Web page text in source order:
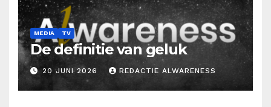
MEDIA TV
De definitie van geluk
20 JUNI 2026 REDACTIE ALWARENESS